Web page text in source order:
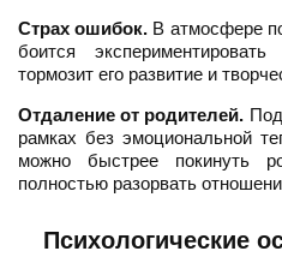
Страх ошибок. В атмосфере
боится
тормозит его развитие и
Отдаление от родителей.
рамках без эмоциональной
можно быстрее покинуть
полностью разорвать
Психологические